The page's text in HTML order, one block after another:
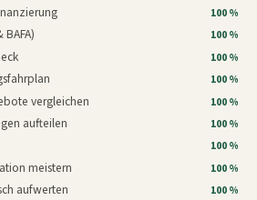
100 %
100 %
100 %
100 %
vergleichen 100 %
aufteilen 100 %
100 %
meistern 100 %
aufwerten 100 %